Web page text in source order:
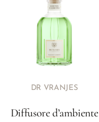
DR VRANJES
Diffusore d’ambiente